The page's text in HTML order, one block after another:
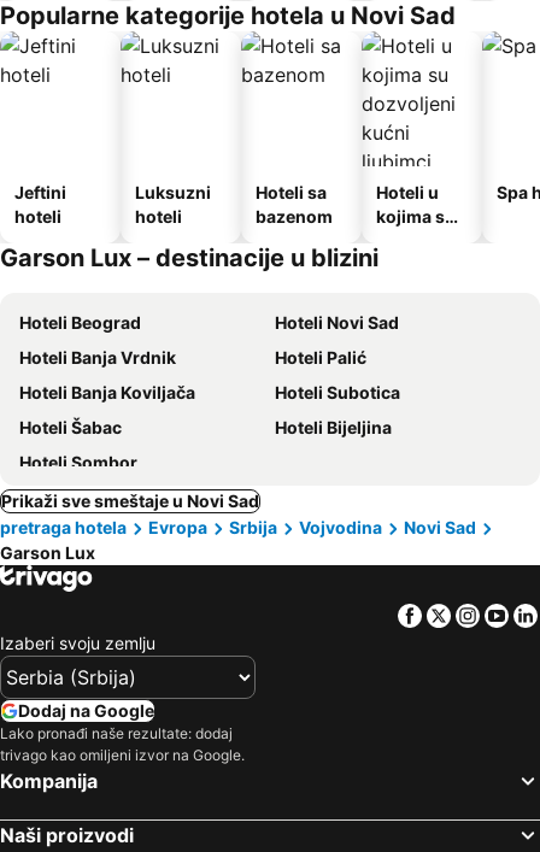
Popularne kategorije hotela u Novi Sad
Jeftini
hoteli
Luksuzni
hoteli
Hoteli sa
bazenom
Hoteli u
kojima su
kućni
Spa
Garson Lux – destinacije u blizini
Hoteli Beograd
Hoteli Novi Sad
Hoteli Banja Vrdnik
Hoteli Palić
Hoteli Banja Koviljača
Hoteli Subotica
Hoteli Šabac
Hoteli Bijeljina
Hoteli Sombor
Prikaži sve smeštaje u Novi Sad
pretraga hotela
Evropa Srbija Vojvodina
Novi Sad
Garson Lux
Facebook
Twitter
Izaberi svoju zemlju
Dodaj na Google
Lako pronađi naše rezultate: dodaj
trivago kao omiljeni izvor na Google.
Kompanija
Naši proizvodi